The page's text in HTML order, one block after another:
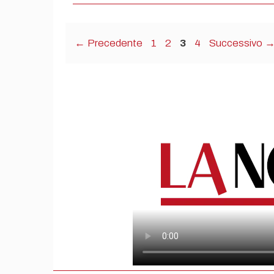
← Precedente Pagina
1 Pagina
2 Pagina
3 Pagina
4 Successivo